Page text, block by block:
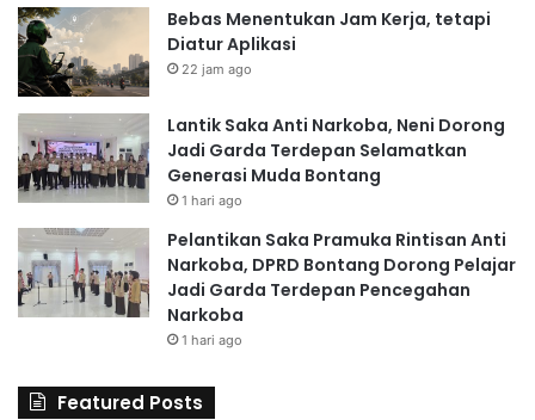
Bebas Menentukan Jam Kerja, tetapi
Diatur Aplikasi
22 jam ago
Lantik Saka Anti Narkoba, Neni Dorong
Jadi Garda Terdepan Selamatkan
Generasi Muda Bontang
1 hari ago
Pelantikan Saka Pramuka Rintisan Anti
Narkoba, DPRD Bontang Dorong Pelajar
Jadi Garda Terdepan Pencegahan
Narkoba
1 hari ago
Featured Posts